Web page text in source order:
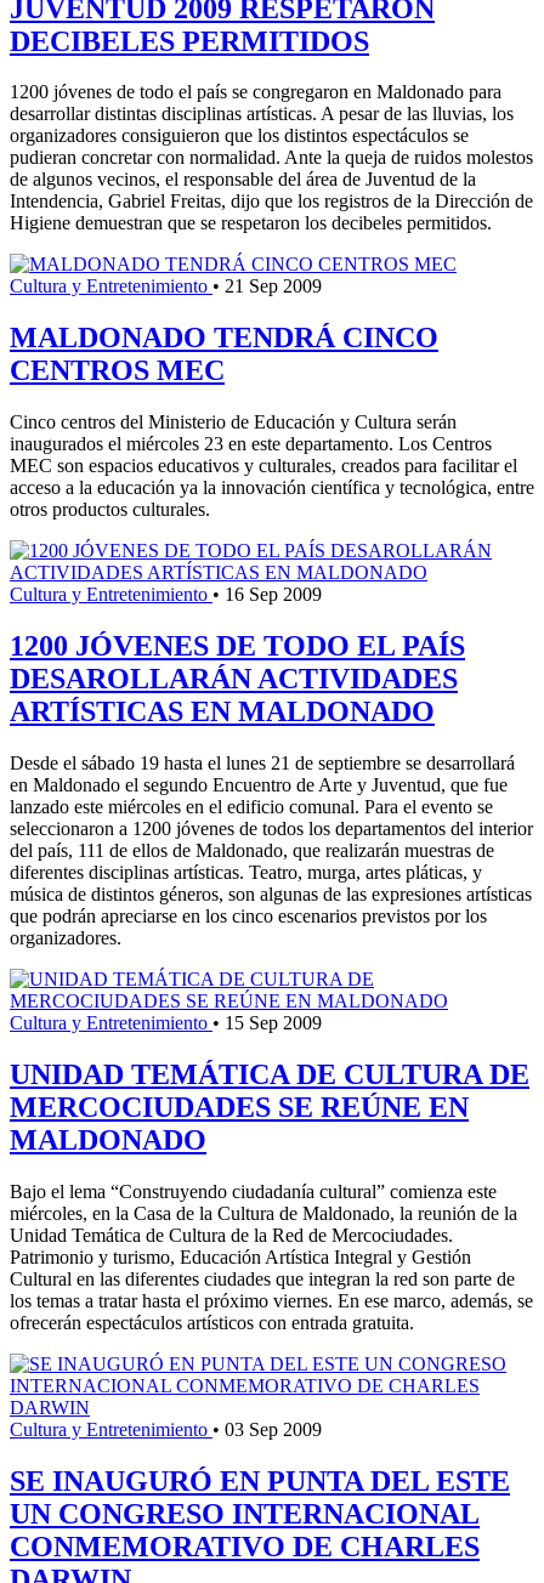
JUVENTUD 2009 RESPETARON
DECIBELES PERMITIDOS
1200 jóvenes de todo el país se congregaron en Maldonado para
desarrollar distintas disciplinas artísticas. A pesar de las lluvias, los
organizadores consiguieron que los distintos espectáculos se
pudieran concretar con normalidad. Ante la queja de ruidos molestos
de algunos vecinos, el responsable del área de Juventud de la
Intendencia, Gabriel Freitas, dijo que los registros de la Dirección de
Higiene demuestran que se respetaron los decibeles permitidos.
Cultura y Entretenimiento • 21 Sep 2009
MALDONADO TENDRÁ CINCO
CENTROS MEC
Cinco centros del Ministerio de Educación y Cultura serán
inaugurados el miércoles 23 en este departamento. Los Centros
MEC son espacios educativos y culturales, creados para facilitar el
acceso a la educación ya la innovación científica y tecnológica, entre
otros productos culturales.
Cultura y Entretenimiento • 16 Sep 2009
1200 JÓVENES DE TODO EL PAÍS
DESAROLLARÁN ACTIVIDADES
ARTÍSTICAS EN MALDONADO
Desde el sábado 19 hasta el lunes 21 de septiembre se desarrollará
en Maldonado el segundo Encuentro de Arte y Juventud, que fue
lanzado este miércoles en el edificio comunal. Para el evento se
seleccionaron a 1200 jóvenes de todos los departamentos del interior
del país, 111 de ellos de Maldonado, que realizarán muestras de
diferentes disciplinas artísticas. Teatro, murga, artes pláticas, y
música de distintos géneros, son algunas de las expresiones artísticas
que podrán apreciarse en los cinco escenarios previstos por los
organizadores.
Cultura y Entretenimiento • 15 Sep 2009
UNIDAD TEMÁTICA DE CULTURA DE
MERCOCIUDADES SE REÚNE EN
MALDONADO
Bajo el lema “Construyendo ciudadanía cultural” comienza este
miércoles, en la Casa de la Cultura de Maldonado, la reunión de la
Unidad Temática de Cultura de la Red de Mercociudades.
Patrimonio y turismo, Educación Artística Integral y Gestión
Cultural en las diferentes ciudades que integran la red son parte de
los temas a tratar hasta el próximo viernes. En ese marco, además, se
ofrecerán espectáculos artísticos con entrada gratuita.
Cultura y Entretenimiento • 03 Sep 2009
SE INAUGURÓ EN PUNTA DEL ESTE
UN CONGRESO INTERNACIONAL
CONMEMORATIVO DE CHARLES